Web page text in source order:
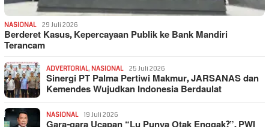
NASIONAL 29 Juli 2026
Berderet Kasus, Kepercayaan Publik ke Bank Mandiri
Terancam
ADVERTORIAL, NASIONAL 25 Juli 2026
Sinergi PT Palma Pertiwi Makmur, JARSANAS dan
Kemendes Wujudkan Indonesia Berdaulat
NASIONAL 19 Juli 2026